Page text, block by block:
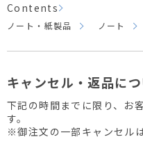
Contents
ノート・紙製品 ノート
キャンセル・返品につ
下記の時間までに限り、お
す。
※御注文の一部キャンセル